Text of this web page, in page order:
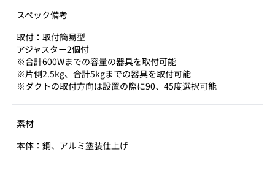
スペック備考
取付：取付簡易型
アジャスター2個付
※合計600Wまでの容量の器具を取付可能
※片側2.5kg、合計5kgまでの器具を取付可能
※ダクトの取付方向は設置の際に90、45度選択可能
素材
本体：鋼、アルミ塗装仕上げ